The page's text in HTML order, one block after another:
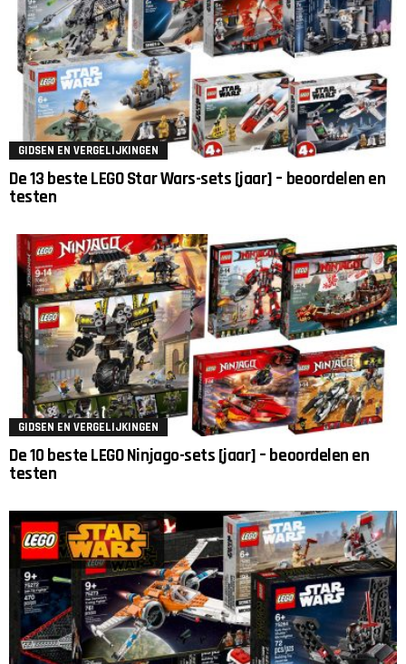
GIDSEN EN VERGELIJKINGEN
De 13 beste LEGO Star Wars-sets [jaar] – beoordelen en
testen
GIDSEN EN VERGELIJKINGEN
De 10 beste LEGO Ninjago-sets [jaar] – beoordelen en
testen